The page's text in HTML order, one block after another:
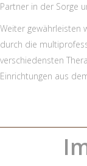
Partner in der Sorge
Weiter gewährleisten
durch die
verschiedensten
Einrichtungen aus